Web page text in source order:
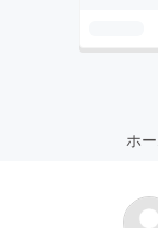
ホ